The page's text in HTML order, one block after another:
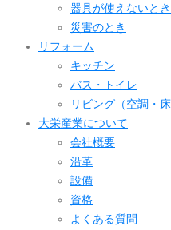
器具が使えないと
災害のとき
リフォーム
キッチン
バス・トイレ
リビング（空調・床
大栄産業について
会社概要
沿革
設備
資格
よくある質問